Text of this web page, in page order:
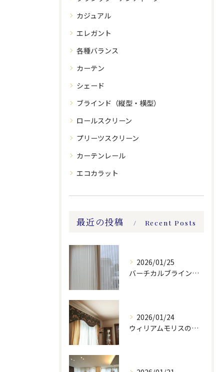
カジュアル
エレガント
各種バランス
カーテン
シェード
ブラインド（縦型・横型）
ロールスクリーン
プリーツスクリーン
カーテンレール
エコカラット
最近の投稿 Recent Posts
2026/01/25
バーチカルブラインドのレース付きツーウェイスタイル
2026/01/24
ウィリアムモリスの生地ででバランスを製作しました。